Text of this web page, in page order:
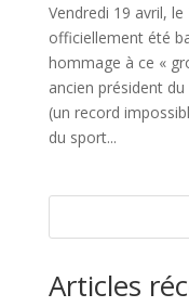
Vendredi 19 avril, le
officiellement été
hommage à ce «
ancien président
(un record
du sport...
Articles